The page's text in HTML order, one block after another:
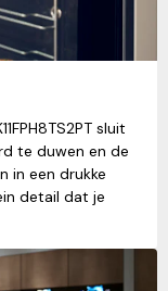
sluit
te duwen en de
in een drukke
detail dat je